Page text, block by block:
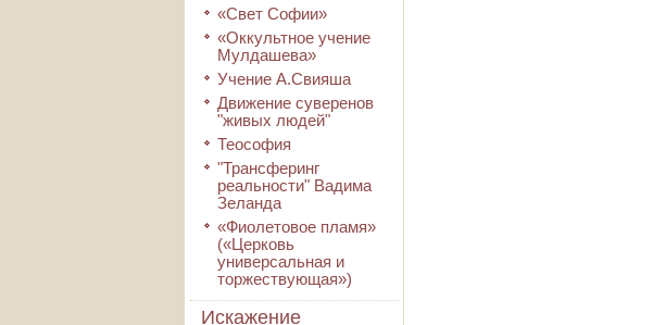
«Свет Софии»
«Оккультное учение
Мулдашева»
Учение А.Свияша
Движение суверенов
"живых людей"
Теософия
"Трансферинг
реальности" Вадима
Зеланда
«Фиолетовое пламя»
(«Церковь
универсальная и
торжествующая»)
Искажение